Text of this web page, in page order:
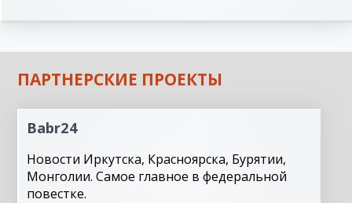
ПАРТНЕРСКИЕ ПРОЕКТЫ
Babr24
Новости Иркутска, Красноярска, Бурятии,
Монголии. Самое главное в федеральной
повестке.